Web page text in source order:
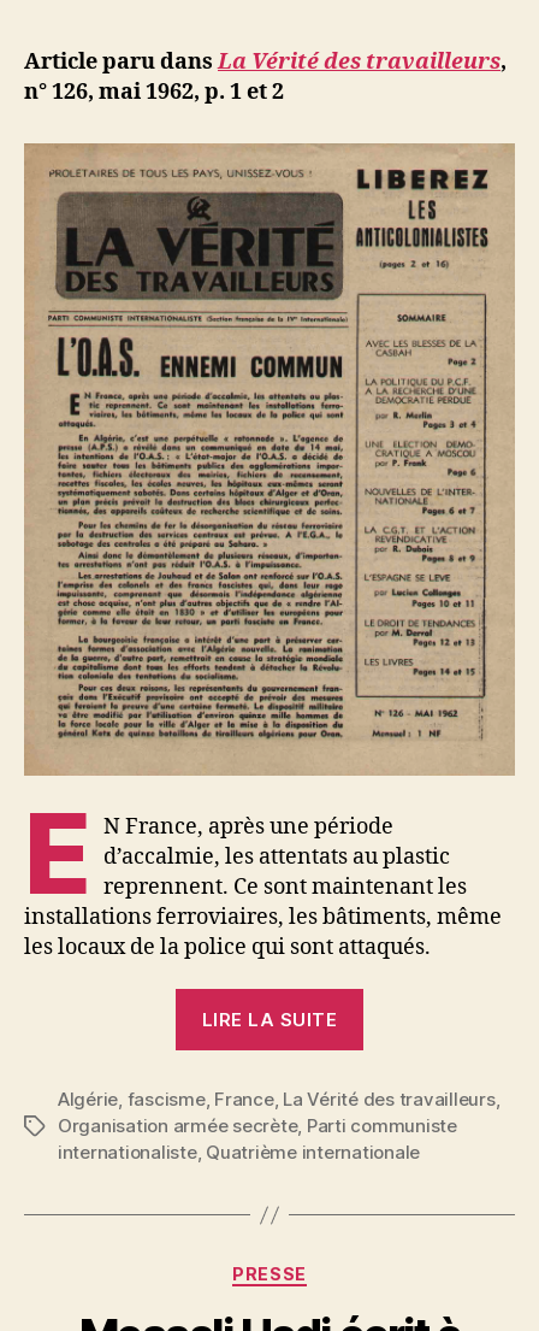
ji
b
commun
Article paru dansLa Vérité des travailleurs,
n° 126, mai 1962, p. 1 et 2
E
N France, après une période
d’accalmie, les attentats au plastic
reprennent. Ce sont maintenant les
installations ferroviaires, les bâtiments, même
les locaux de la police qui sont attaqués.
LIRE LA SUITE
Étiquettes
Algérie, fascisme, France, La Vérité des travailleurs,
Organisation armée secrète, Parti communiste
internationaliste, Quatrième internationale
Catégories
PRESSE
P